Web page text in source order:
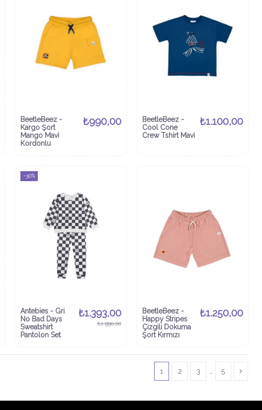
BeetleBeez -
Kargo Şort
Mango Mavi
Kordonlu
₺990,00
BeetleBeez -
Cool Cone
Crew Tshirt Mavi
₺1.100,00
-30%
Antebies - Gri
No Bad Days
Sweatshirt
Pantolon Set
₺1.393,00
₺1.990,00
BeetleBeez -
Happy Stripes
Çizgili Dokuma
Şort Kırmızı
₺1.250,00
1 2 3 5